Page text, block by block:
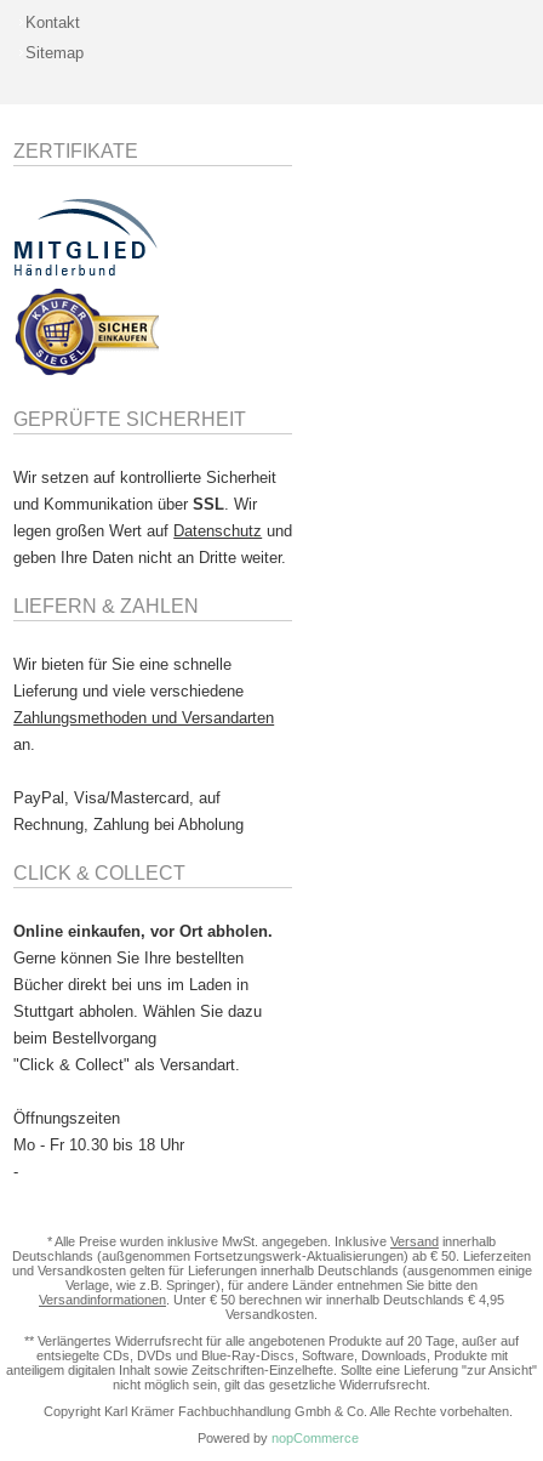
Kontakt
Sitemap
ZERTIFIKATE
GEPRÜFTE SICHERHEIT
Wir setzen auf kontrollierte Sicherheit
und Kommunikation überSSL. Wir
legen großen Wert auf Datenschutz und
geben Ihre Daten nicht an Dritte weiter.
LIEFERN & ZAHLEN
Wir bieten für Sie eine schnelle
Lieferung und viele verschiedene
Zahlungsmethoden und Versandarten
an.
PayPal, Visa/Mastercard, auf
Rechnung, Zahlung bei Abholung
CLICK & COLLECT
Online einkaufen, vor Ort abholen.
Gerne können Sie Ihre bestellten
Bücher direkt bei uns im Laden in
Stuttgart abholen. Wählen Sie dazu
beim Bestellvorgang
"Click & Collect" als Versandart.
Öffnungszeiten
Mo - Fr 10.30 bis 18 Uhr
-
* Alle Preise wurden inklusive MwSt. angegeben. Inklusive Versand innerhalb
Deutschlands (außgenommen Fortsetzungswerk-Aktualisierungen) ab € 50. Lieferzeiten
und Versandkosten gelten für Lieferungen innerhalb Deutschlands (ausgenommen einige
Verlage, wie z.B. Springer), für andere Länder entnehmen Sie bitte den
Versandinformationen . Unter € 50 berechnen wir innerhalb Deutschlands € 4,95
Versandkosten.
** Verlängertes Widerrufsrecht für alle angebotenen Produkte auf 20 Tage, außer auf
entsiegelte CDs, DVDs und Blue-Ray-Discs, Software, Downloads, Produkte mit
anteiligem digitalen Inhalt sowie Zeitschriften-Einzelhefte. Sollte eine Lieferung "zur Ansicht"
nicht möglich sein, gilt das gesetzliche Widerrufsrecht.
Copyright Karl Krämer Fachbuchhandlung Gmbh & Co. Alle Rechte vorbehalten.
Powered by nopCommerce